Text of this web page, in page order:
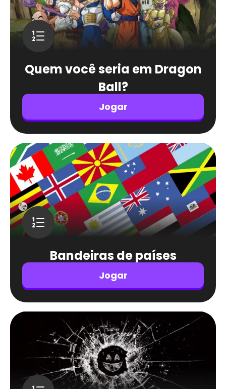
Quem você seria em Dragon
Ball?
Jogar
Bandeiras de países
Jogar